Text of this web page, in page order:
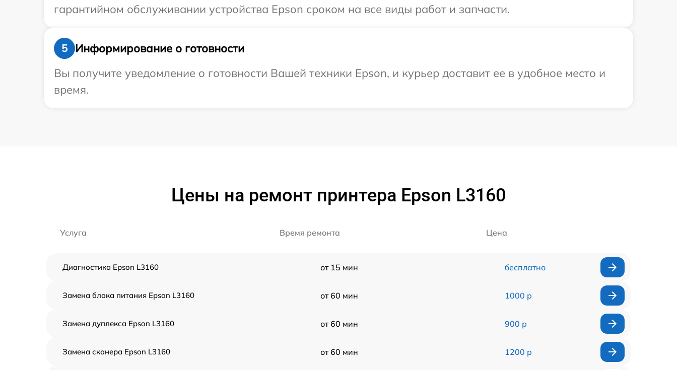
гарантийном обслуживании устройства Epson сроком на все виды работ и запчасти.
5
Информирование о готовности
Вы получите уведомление о готовности Вашей техники Epson, и курьер доставит ее в удобное место и
время.
Цены на ремонт принтера Epson L3160
Услуга Время ремонта Цена
Диагностика Epson L3160 от 15 мин бесплатно
Замена блока питания Epson L3160 от 60 мин 1000 р
Замена дуплекса Epson L3160 от 60 мин 900 р
Замена сканера Epson L3160 от 60 мин 1200 р